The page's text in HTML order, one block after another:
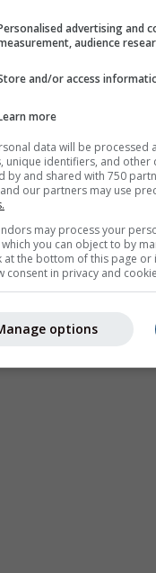
advertising and
audience
and/or access
more
data will be processed
unique identifiers, and other
by and shared with 750
our partners may use
may process your
you can object to by
at the bottom of this page or
consent in privacy and
options